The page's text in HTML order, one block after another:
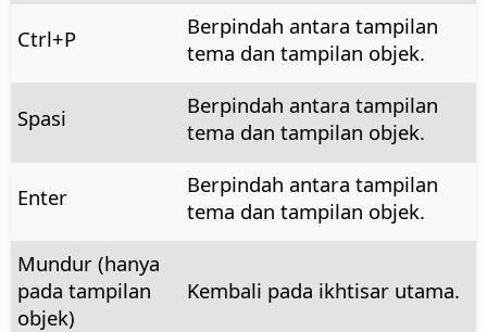
Ctrl+P
Berpindah antara tampilan
tema dan tampilan objek.
Spasi
Berpindah antara tampilan
tema dan tampilan objek.
Enter
Berpindah antara tampilan
tema dan tampilan objek.
Mundur (hanya
pada tampilan
objek)
Kembali pada ikhtisar utama.